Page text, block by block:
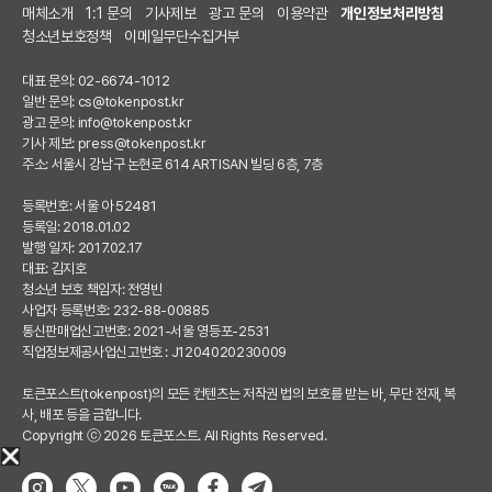
매체소개 1:1 문의 기사제보 광고 문의 이용약관
개인정보처리방침
청소년보호정책
이메일무단수집거부
대표 문의: 02-6674-1012
일반 문의: cs@tokenpost.kr
광고 문의: info@tokenpost.kr
기사 제보: press@tokenpost.kr
주소: 서울시 강남구 논현로 614 ARTISAN 빌딩 6층, 7층
등록번호: 서울 아 52481
등록일: 2018.01.02
발행 일자: 2017.02.17
대표: 김지호
청소년 보호 책임자: 전영빈
사업자 등록번호: 232-88-00885
통신판매업신고번호: 2021-서울 영등포-2531
직업정보제공사업신고번호 : J1204020230009
토큰포스트(tokenpost)의 모든 컨텐츠는 저작권 법의 보호를 받는 바, 무단 전재, 복
사, 배포 등을 금합니다.
Copyright ⓒ 2026 토큰포스트. All Rights Reserved.